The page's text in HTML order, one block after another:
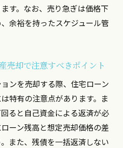
す。なお、売り急ぎは価格下
余裕を持ったスケジュール管
売却で注意すべきポイント
ンを売却する際、住宅ローン
特有の注意点があります。ま
ると自己資金による返済が必
ーン残高と想定売却価格の差
また、残債を一括返済しない